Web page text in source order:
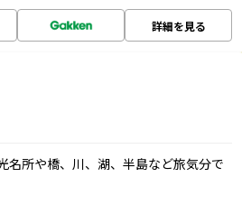
詳細を見る
名所や橋、川、湖、半島など旅気分で